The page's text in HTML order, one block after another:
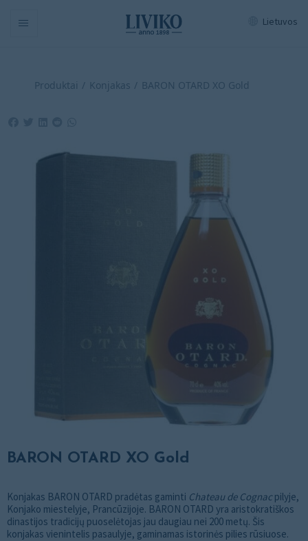
Lietuvos
Produktai Konjakas BARON OTARD XO Gold
BARON OTARD XO Gold
Konjakas BARON OTARD pradėtas gaminti Chateau de Cognacpilyje,
Konjako miestelyje, Prancūzijoje. BARON OTARD yra aristokratiškos
dinastijos tradicijų puoselėtojas jau daugiau nei 200 metų. Šis
konjakas vienintelis pasaulyje, gaminamas istorinės pilies rūsiuose.